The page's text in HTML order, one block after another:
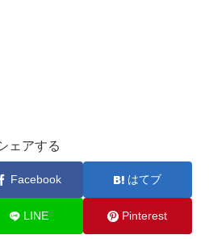
ェアする
Facebook はてブ
LINE Pinterest